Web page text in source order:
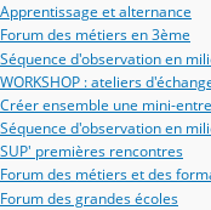
Apprentissage et alternance
Forum des métiers en 3ème
Séquence d'observation en
WORKSHOP : ateliers
Créer ensemble une mini-
Séquence d'observation en
SUP' premières rencontres
Forum des métiers et des
Forum des grandes écoles